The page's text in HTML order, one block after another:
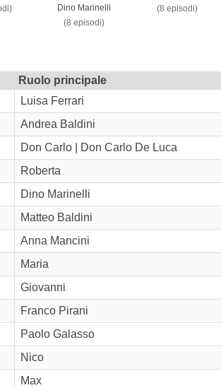
Dino Marinelli
(8 episodi)
(8 episodi)
Ruolo principale
Luisa Ferrari
Andrea Baldini
Don Carlo | Don Carlo De Luca
Roberta
Dino Marinelli
Matteo Baldini
Anna Mancini
Maria
Giovanni
Franco Pirani
Paolo Galasso
Nico
Max